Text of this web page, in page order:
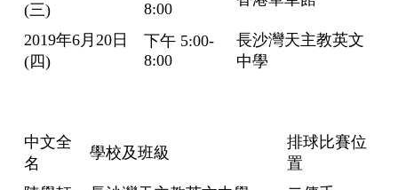
(三)
8:00
2019年6月20日
(四)
下午 5:00-
8:00
長沙灣天主教英文
中學
中文全
名
學校及班級
排球比賽位
置